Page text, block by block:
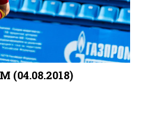
(04.08.2018)